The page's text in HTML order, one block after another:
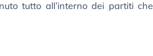
tutto all’interno dei partiti che